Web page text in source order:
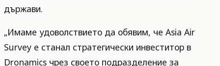
държави.
„Имаме удоволствието да обявим, че Asia Air
Survey е станал стратегически инвеститор в
Dronamics чрез своето подразделение за